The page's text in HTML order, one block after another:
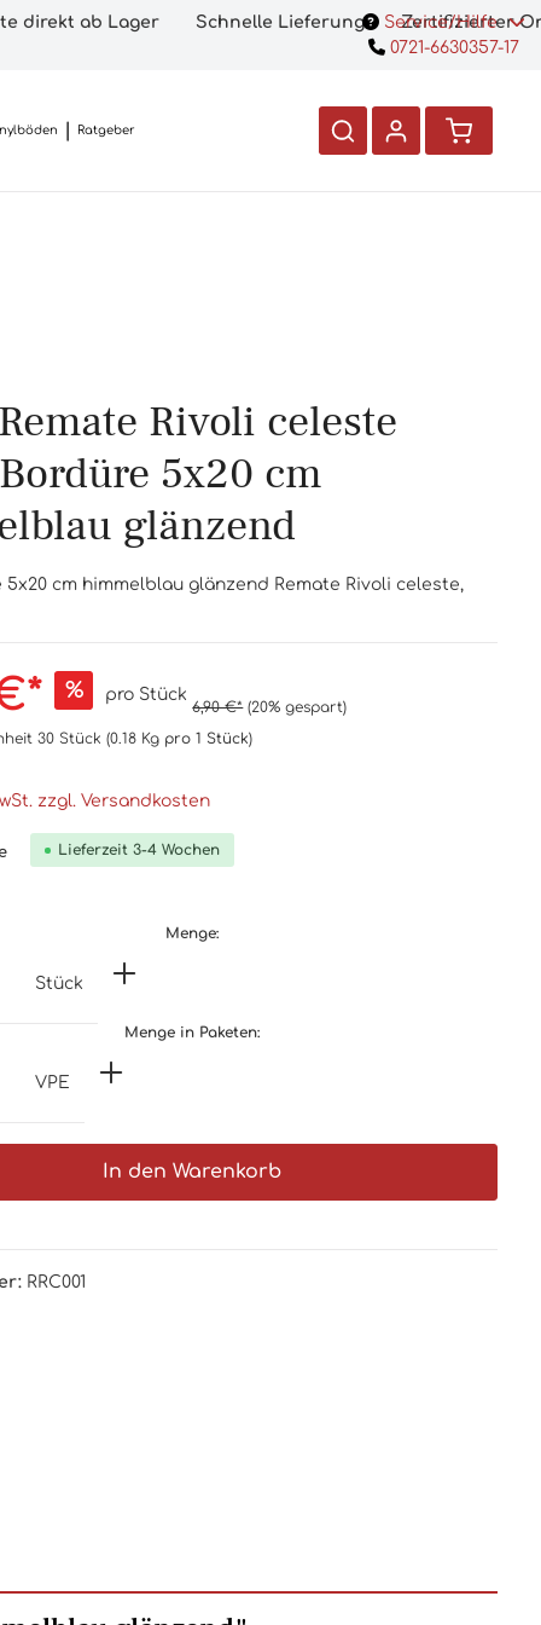
direkt ab Lager Schnelle Lieferung Zertifizierter
Service/Hilfe
0721-6630357-17
Ratgeber
Rivoli celeste
5x20 cm
glänzend
5x20 cm himmelblau glänzend Remate Rivoli celeste,
% pro Stück
6,90 €* (20% gespart)
30 Stück(0.18 Kg pro 1 Stück)
zzgl. Versandkosten
Lieferzeit 3-4 Wochen
Menge:
Stück
Menge in Paketen:
VPE
In den Warenkorb
RRC001